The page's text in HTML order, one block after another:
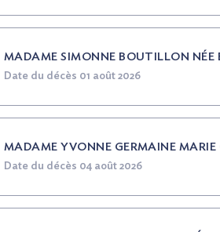
MADAME SIMONNE BOUTILLON NÉE
Date du décès 01 août 2026
MADAME YVONNE GERMAINE
Date du décès 04 août 2026